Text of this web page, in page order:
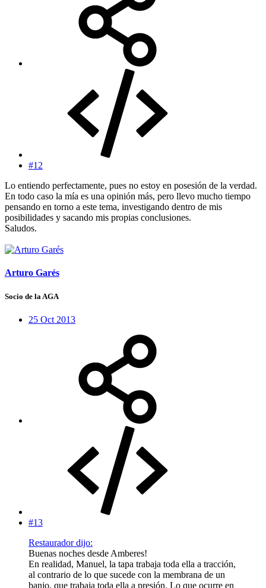
#12
Lo entiendo perfectamente, pues no estoy en posesión de la verdad.
En todo caso la mía es una opinión más, pero llevo mucho tiempo
pensando en torno a este tema, investigando dentro de mis
posibilidades y sacando mis propias conclusiones.
Saludos.
Arturo Garés
Socio de la AGA
25 Oct 2013
#13
Restaurador dijo:
Buenas noches desde Amberes!
En realidad, Manuel, la tapa trabaja toda ella a tracción,
al contrario de lo que sucede con la membrana de un
banjo, que trabaja toda ella a presión. Lo que ocurre en